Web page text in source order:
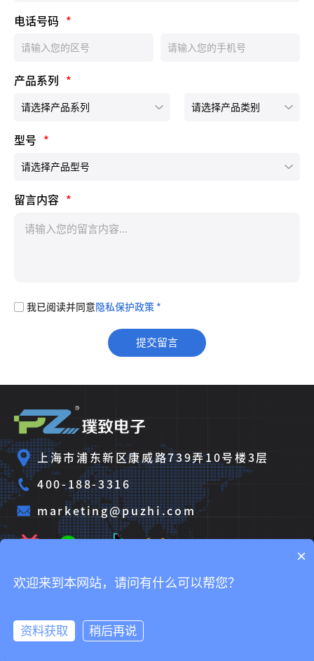
电话号码 *
产品系列 *
型号 *
留言内容 *
我已阅读并同意 隐私保护政策 *
上海市浦东新区康威路739弄10号楼3层
400-188-3316
marketing@puzhi.com
×
欢迎来到本网站，请问有什么可以帮您？
资料获取 稍后再说